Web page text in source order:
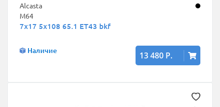
Alcasta
M64
7x17 5x108 65.1 ET43 bkf
Наличие 13 480 Р.